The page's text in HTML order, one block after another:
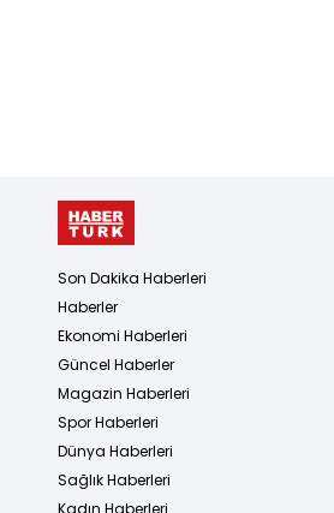
Son Dakika Haberleri
Haberler
Ekonomi Haberleri
Güncel Haberler
Magazin Haberleri
Spor Haberleri
Dünya Haberleri
Sağlık Haberleri
Kadın Haberleri